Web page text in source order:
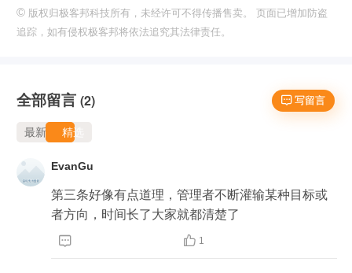
© 版权归极客邦科技所有，未经许可不得传播售卖。 页面已增加防盗
追踪，如有侵权极客邦将依法追究其法律责任。
 写留言
全部留言 (2)
最新 精选
EvanGu
第三条好像有点道理，管理者不断灌输某种目标或
者方向，时间长了大家就都清楚了
  1